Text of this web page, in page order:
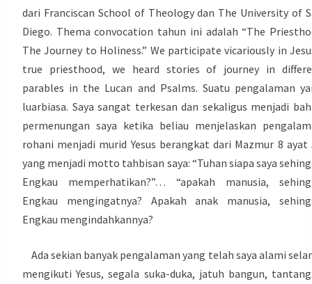
dari Franciscan School of Theology dan The University of
Diego. Thema convocation tahun ini adalah “The
The Journey to Holiness.” We participate vicariously in
true priesthood, we heard stories of journey in
parables in the Lucan and Psalms. Suatu pengalaman
luarbiasa. Saya sangat terkesan dan sekaligus menjadi
permenungan saya ketika beliau menjelaskan
rohani menjadi murid Yesus berangkat dari Mazmur 8 ayat
yang menjadi motto tahbisan saya: “Tuhan siapa saya
Engkau memperhatikan?”… “apakah manusia,
Engkau mengingatnya? Apakah anak manusia,
Engkau mengindahkannya?
Ada sekian banyak pengalaman yang telah saya alami
mengikuti Yesus, segala suka-duka, jatuh bangun,